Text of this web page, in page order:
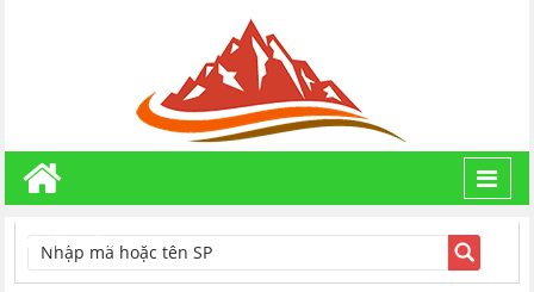
TÌM KIẾM